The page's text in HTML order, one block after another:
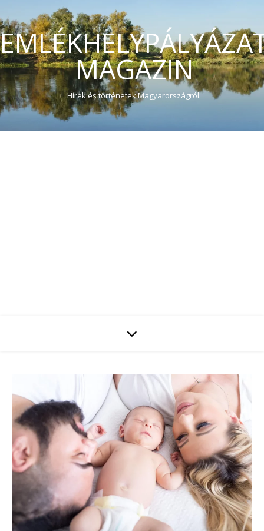
MAGAZIN
Hírek és történetek Magyarországról.